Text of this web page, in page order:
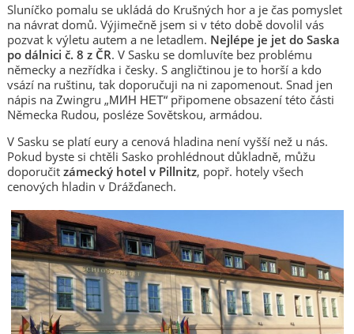
Sluníčko pomalu se ukládá do Krušných hor a je čas pomyslet
na návrat domů. Výjimečně jsem si v této době dovolil vás
pozvat k výletu autem a ne letadlem. Nejlépe je jet do Saska
po dálnici č. 8 z ČR. V Sasku se domluvíte bez problému
německy a nezřídka i česky. S angličtinou je to horší a kdo
vsází na ruštinu, tak doporučuji na ni zapomenout. Snad jen
nápis na Zwingru „МИН НЕТ“ připomene obsazení této části
Německa Rudou, posléze Sovětskou, armádou.
V Sasku se platí eury a cenová hladina není vyšší než u nás.
Pokud byste si chtěli Sasko prohlédnout důkladně, můžu
doporučit zámecký hotel v Pillnitz, popř. hotely všech
cenových hladin v Drážďanech.